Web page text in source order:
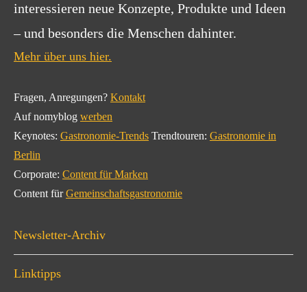
interessieren neue Konzepte, Produkte und Ideen
– und besonders die Menschen dahinter.
Mehr über uns hier.
Fragen, Anregungen? Kontakt
Auf nomyblog werben
Keynotes: Gastronomie-Trends Trendtouren: Gastronomie in
Berlin
Corporate: Content für Marken
Content fürGemeinschaftsgastronomie
Newsletter-Archiv
Linktipps